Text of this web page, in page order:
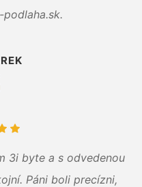
3i byte a s odvedenou
Páni boli precízni,